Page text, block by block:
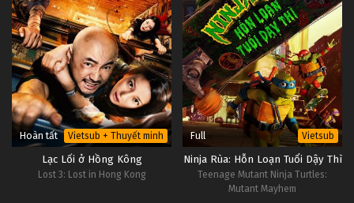
Hoàn tất Vietsub + Thuyết minh
Lạc Lối ở Hồng Kông
Lost 3: Lost in Hong Kong
Full Vietsub
Ninja Rùa: Hỗn Loạn Tuổi Dậy Thì
Teenage Mutant Ninja Turtles:
Mutant Mayhem